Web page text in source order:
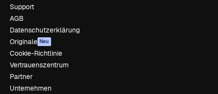
Support
AGB
Datenschutzerklärung
Originale Neu
Cookie-Richtlinie
Vertrauenszentrum
Partner
Unternehmen